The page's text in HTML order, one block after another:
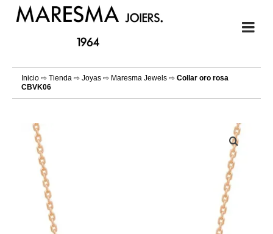
Inicio ⇨ Tienda ⇨ Joyas ⇨ Maresma Jewels ⇨ Collar oro rosa
CBVK06